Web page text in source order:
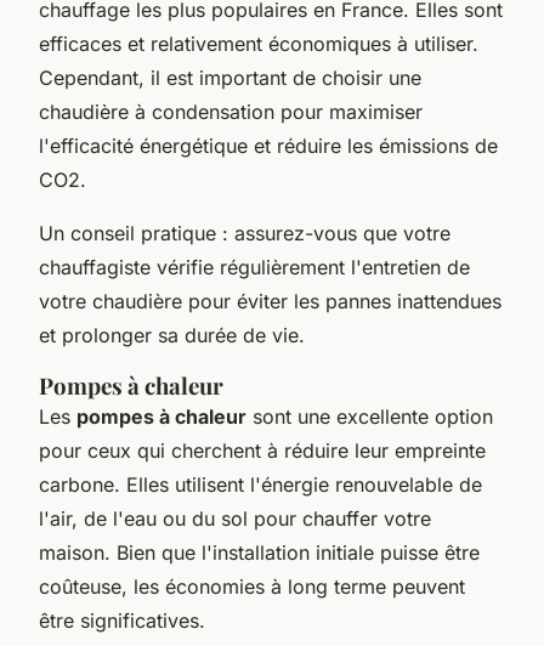
chauffage les plus populaires en France. Elles sont
efficaces et relativement économiques à utiliser.
Cependant, il est important de choisir une
chaudière à condensation pour maximiser
l'efficacité énergétique et réduire les émissions de
CO2.
Un conseil pratique : assurez-vous que votre
chauffagiste vérifie régulièrement l'entretien de
votre chaudière pour éviter les pannes inattendues
et prolonger sa durée de vie.
Pompes à chaleur
Les pompes à chaleur sont une excellente option
pour ceux qui cherchent à réduire leur empreinte
carbone. Elles utilisent l'énergie renouvelable de
l'air, de l'eau ou du sol pour chauffer votre
maison. Bien que l'installation initiale puisse être
coûteuse, les économies à long terme peuvent
être significatives.